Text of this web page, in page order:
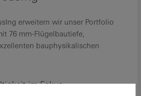
erweitern wir unser Portfolio
76 mm-Flügelbautiefe,
bauphysikalischen
im Fokus